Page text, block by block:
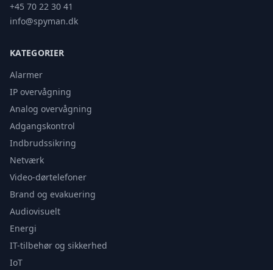
+45 70 22 30 41
info@spyman.dk
KATEGORIER
Alarmer
IP overvågning
Analog overvågning
Adgangskontrol
Indbrudssikring
Netværk
Video-dørtelefoner
Brand og evakuering
Audiovisuelt
Energi
IT-tilbehør og sikkerhed
IoT